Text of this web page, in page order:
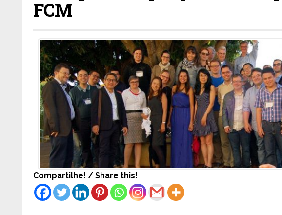
FCM
Compartilhe! / Share this!